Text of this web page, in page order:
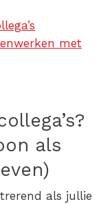
met
?
als
als jullie